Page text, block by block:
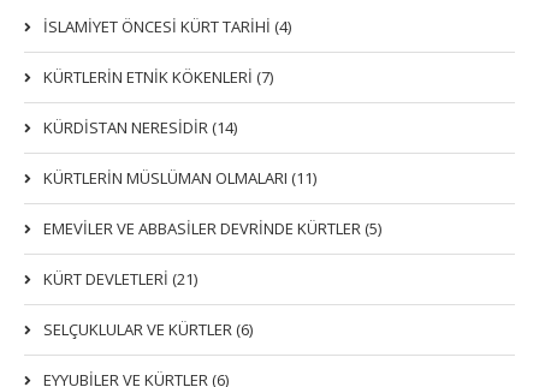
İSLAMİYET ÖNCESİ KÜRT TARİHİ (4)
KÜRTLERIN ETNIK KÖKENLERI (7)
KÜRDİSTAN NERESİDİR (14)
KÜRTLERİN MÜSLÜMAN OLMALARI (11)
EMEVİLER VE ABBASİLER DEVRİNDE KÜRTLER (5)
KÜRT DEVLETLERİ (21)
SELÇUKLULAR VE KÜRTLER (6)
EYYUBİLER VE KÜRTLER (6)